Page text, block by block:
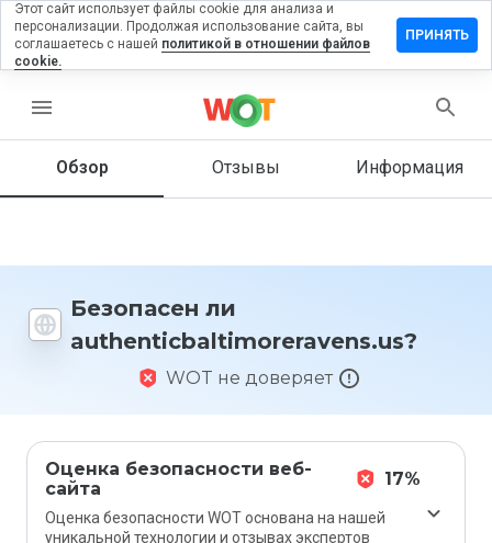
menu
Обзор Отзывы Информация
Безопасен ли
authenticbaltimoreravens.us?
WOT не доверяет
Оценка безопасности веб-
сайта
17%
Оценка безопасности WOT основана на нашей
уникальной технологии и отзывах экспертов
на
вы
сайт от
Этот сайт использует файлы cookie для анализа и
персонализации. Продолжая использование сайта, вы
соглашаетесь с нашей политикой в отношении файлов
cookie.
ПРИНЯТЬ